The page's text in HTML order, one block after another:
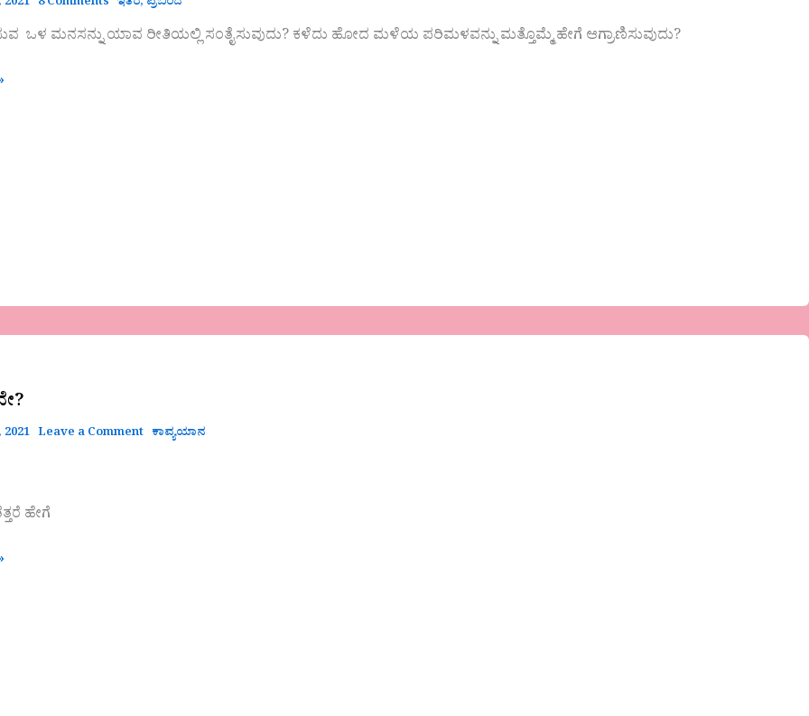
ಒಳ ಮನಸನ್ನು ಯಾವ ರೀತಿಯಲ್ಲಿ ಸಂತೈಸುವುದು? ಕಳೆದು ಹೋದ ಮಳೆಯ ಪರಿಮಳವನ್ನು ಮತ್ತೊಮ್ಮೆ ಹೇಗೆ ಆಗ್ರಾಣಿಸುವುದು?
Leave a Comment ಕಾವ್ಯಯಾನ
ಹೇಗೆ